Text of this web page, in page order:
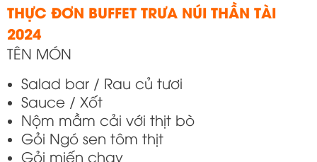
THỰC ĐƠN BUFFET TRƯA NÚI THẦN TÀI
2024
TÊN MÓN
Salad bar / Rau củ tươi
Sauce / Xốt
Nộm mầm cải với thịt bò
Gỏi Ngó sen tôm thịt
Gỏi miến chay